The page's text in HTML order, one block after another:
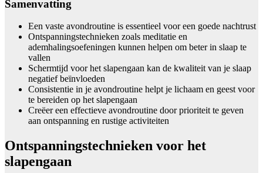
Samenvatting
Een vaste avondroutine is essentieel voor een goede nachtrust
Ontspanningstechnieken zoals meditatie en
ademhalingsoefeningen kunnen helpen om beter in slaap te
vallen
Schermtijd voor het slapengaan kan de kwaliteit van je slaap
negatief beïnvloeden
Consistentie in je avondroutine helpt je lichaam en geest voor
te bereiden op het slapengaan
Creëer een effectieve avondroutine door prioriteit te geven
aan ontspanning en rustige activiteiten
Ontspanningstechnieken voor het
slapengaan